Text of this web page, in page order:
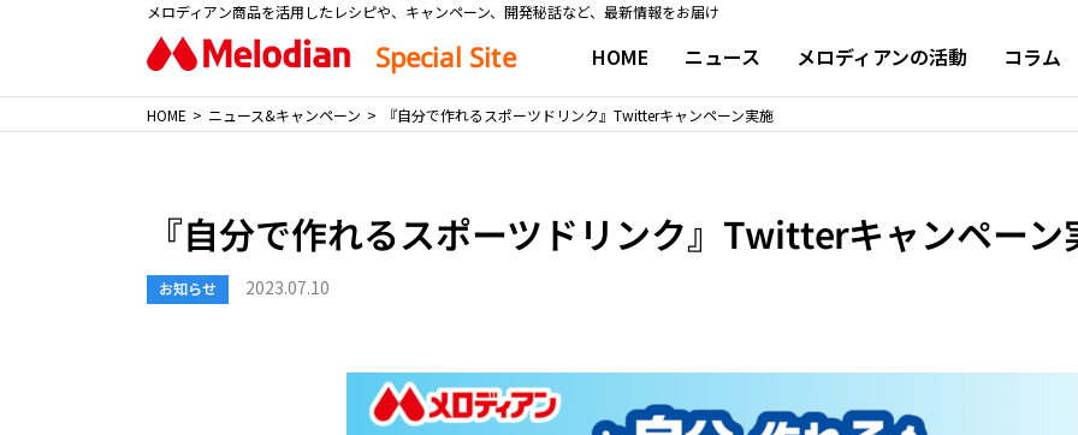
メロディアン商品を活用したレシピや、キャンペーン、開発秘話など、最新情報をお届け
Special Site HOME ニュース メロディアンの活動 コラム
HOME ニュース&キャンペーン 『自分で作れるスポーツドリンク』Twitterキャンペーン実施
『自分で作れるスポーツドリンク』Twitterキャンペーン
お知らせ 2023.07.10